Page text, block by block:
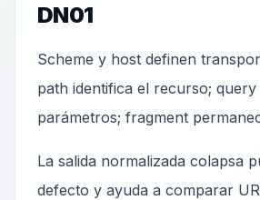
DN01
Scheme y host definen
path identifica el recurso; query
parámetros; fragment
La salida normalizada colapsa
defecto y ayuda a comparar